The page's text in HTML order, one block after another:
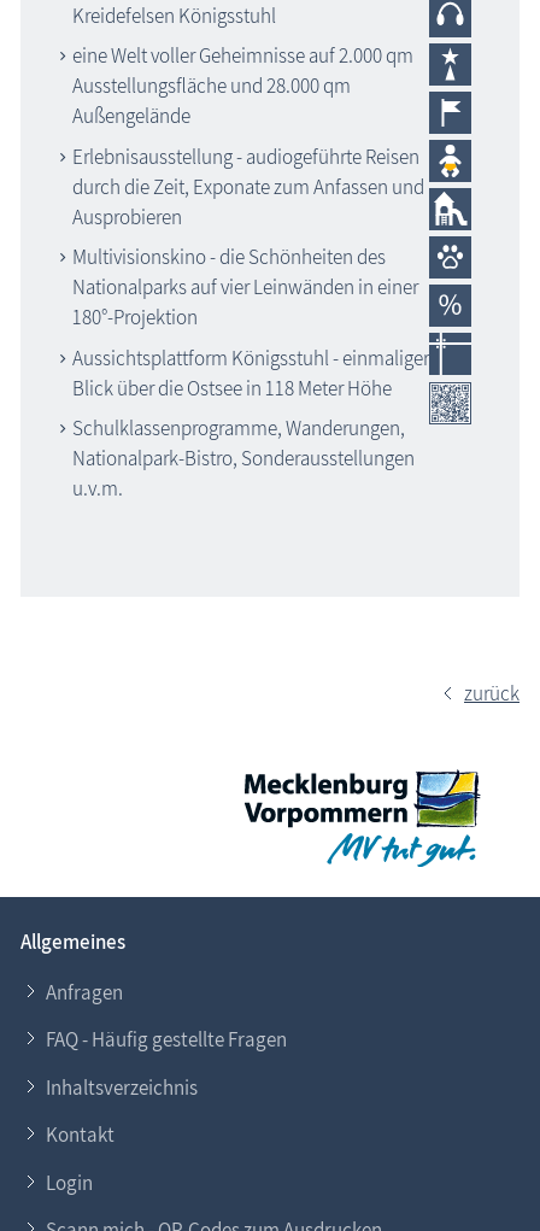
Kreidefelsen Königsstuhl
eine Welt voller Geheimnisse auf 2.000 qm
Ausstellungsfläche und 28.000 qm
Außengelände
Erlebnisausstellung - audiogeführte Reisen
durch die Zeit, Exponate zum Anfassen und
Ausprobieren
Multivisionskino - die Schönheiten des
Nationalparks auf vier Leinwänden in einer
180°-Projektion
Aussichtsplattform Königsstuhl - einmaliger
Blick über die Ostsee in 118 Meter Höhe
Schulklassenprogramme, Wanderungen,
Nationalpark-Bistro, Sonderausstellungen
u.v.m.
zurück
Allgemeines
Anfragen
FAQ - Häufig gestellte Fragen
Inhaltsverzeichnis
Kontakt
Login